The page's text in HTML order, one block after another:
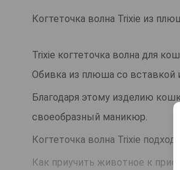
Когтеточка волна Trixie из
Trixie когтеточка волна для
Обивка из плюша со вставкой
Благодаря этому изделию
своеобразный маникюр.
Когтеточка волна Trixie
Как приучить животное к